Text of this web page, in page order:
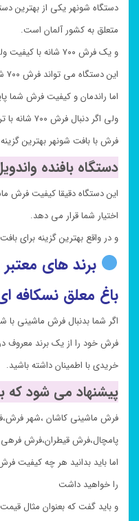
دستگاه شونهر یکی از بهترین
متعلق به کشور آلمان است.
و یک فرش ۷۰۰ شانه با کیفیت ولی در تراکم ۲۲۵۰ را به شما می دهد.
اما راندمان و کیفیت فرش شما
فرش با بافت شونهر بهترین
دستگاه بافنده
اختیار شما قرار می دهد.
و در واقع بهترین گزینه برای بافت فرش ۷۰۰ شانه با تراکم
برند های
باغ معلق نسکافه ای ۷۰۰
فرش خود را از یک برند معروف در
خریدی با اطمینان داشته باشید.
پیشنهاد می شود که
فرش ماشینی کاشان ،شهر
پامچال،فرش قیطران،فرش فرهی
اما باید بدانید هر چه کیفیت
را خواهید داشت